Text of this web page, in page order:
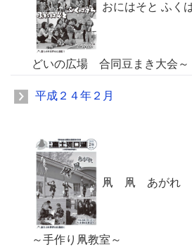
おにはそと ふく
どいの広場 合同豆まき大会～
平成２４年２月
凧 凧 あがれ
～手作り凧教室～